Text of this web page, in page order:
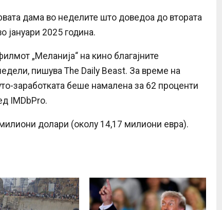
дама во неделите што доведоа до втората
јануари 2025 година.
„Меланија“ на кино благајните
пишува The Daily Beast. За време на
заработката беше намалена за 62 проценти
IMDbPro.
долари (околу 14,17 милиони евра).